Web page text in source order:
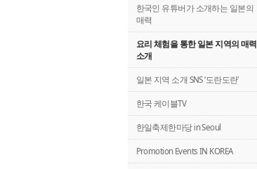
한국인 유튜버가 소개하는 일본의
매력
요리 체험을 통한 일본 지역의 매력
소개
일본 지역 소개 SNS ‘도란도란’
한국 케이블TV
한일축제한마당 in Seoul
Promotion Events IN KOREA